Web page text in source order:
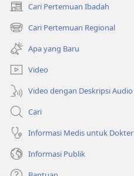
Cari Pertemuan Ibadah
(terbuka
di
window
baru)
Cari Pertemuan Regional
(terbuka
di
window
baru)
Apa yang Baru
Video
Video dengan Deskripsi Audio
Cari
Informasi Medis untuk Dokter
Informasi Publik